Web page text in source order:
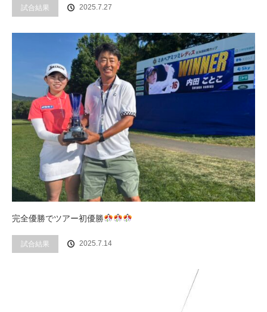
試合結果 2025.7.27
完全優勝でツアー初優勝
試合結果 2025.7.14